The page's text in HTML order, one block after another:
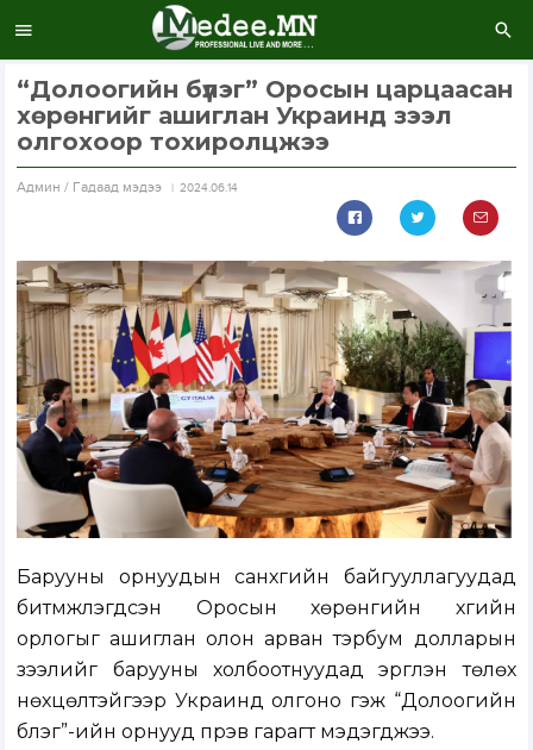
“Долоогийн бүлэг” Оросын царцаасан
хөрөнгийг ашиглан Украинд зээл
олгохоор тохиролцжээ
Aдмин / Гадаад мэдээ 2024.06.14
Барууны орнуудын санхүүгийн байгууллагуудад
битүүмжлэгдсэн Оросын хөрөнгийн хүүгийн
орлогыг ашиглан олон арван тэрбум долларын
зээлийг барууны холбоотнуудад эргүүлэн төлөх
нөхцөлтэйгээр Украинд олгоно гэж “Долоогийн
бүлэг”-ийн орнууд пүрэв гарагт мэдэгджээ.